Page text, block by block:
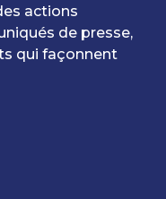
actions
de presse,
qui façonnent